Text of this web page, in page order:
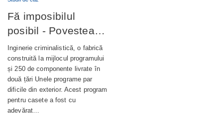
Fă imposibilul
posibil - Povestea
completă din spatele
unui terminal bancar
de autoservire de
nouă generație
Inginerie criminalistică, o fabrică
construită la mijlocul programului
și 250 de componente livrate în
două țări Unele programe par
dificile din exterior. Acest program
pentru casete a fost cu
adevărat…